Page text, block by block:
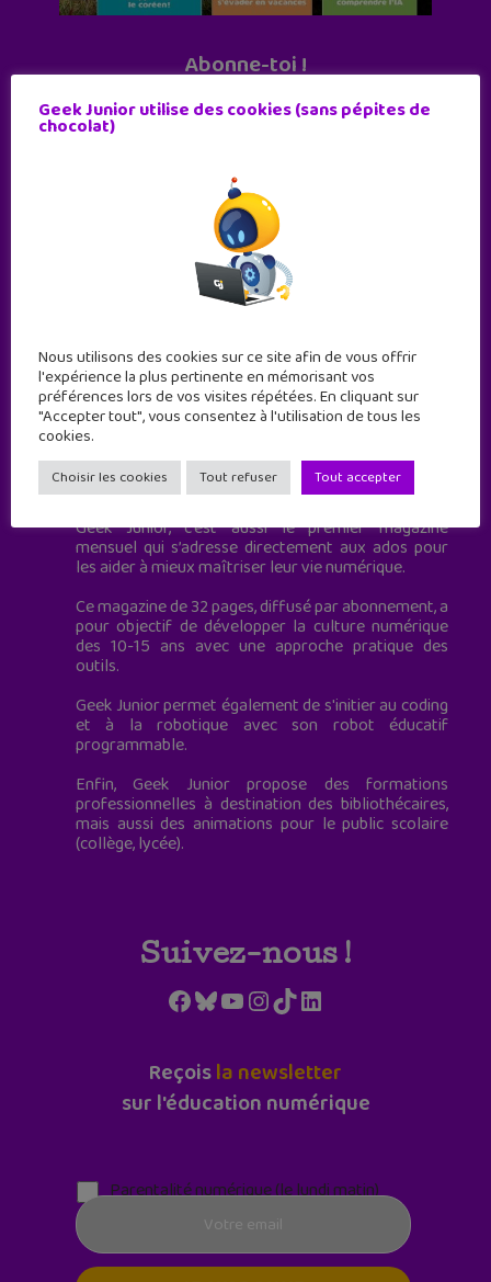
Abonne-toi !
11 numéros par an
Geek Junior est le premier site de culture numérique
à destination des adolescents.
Geek Junior, c’est aussi le premier magazine
mensuel qui s’adresse directement aux ados pour
les aider à mieux maîtriser leur vie numérique.
Ce magazine de 32 pages, diffusé par abonnement, a
pour objectif de développer la culture numérique
des 10-15 ans avec une approche pratique des
outils.
Geek Junior permet également de s'initier au coding
et à la robotique avec son robot éducatif
programmable.
Enfin, Geek Junior propose des formations
professionnelles à destination des bibliothécaires,
mais aussi des animations pour le public scolaire
(collège, lycée).
Suivez-nous !
Facebook
Bluesky
YouTube
Instagram
TikTokLinkedIn
Reçoisla newsletter
sur l'éducation numérique
Parentalité numérique (le lundi matin)
Geek Junior utilise des cookies (sans pépites de
chocolat)
Nous utilisons des cookies sur ce site afin de vous offrir
l'expérience la plus pertinente en mémorisant vos
préférences lors de vos visites répétées. En cliquant sur
"Accepter tout", vous consentez à l'utilisation de tous les
cookies.
Choisir les cookies Tout refuser Tout accepter